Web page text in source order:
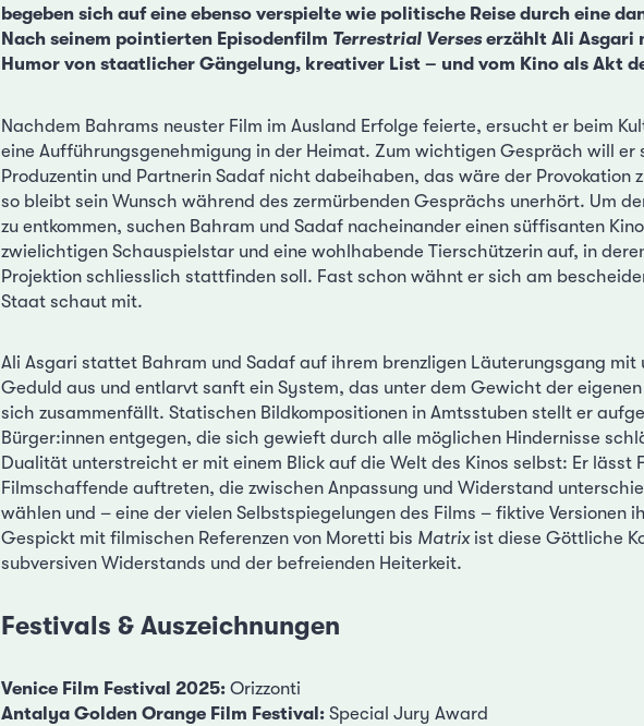
begeben sich auf eine ebenso verspielte wie politische Reise durch eine
Nach seinem pointierten Episodenfilm Terrestrial Verseserzählt Ali Asgari
Humor von staatlicher Gängelung, kreativer List – und vom Kino als Akt
Nachdem Bahrams neuster Film im Ausland Erfolge feierte, ersucht er beim
eine Aufführungsgenehmigung in der Heimat. Zum wichtigen Gespräch will er
Produzentin und Partnerin Sadaf nicht dabeihaben, das wäre der Provokation
so bleibt sein Wunsch während des zermürbenden Gesprächs unerhört. Um
zu entkommen, suchen Bahram und Sadaf nacheinander einen süffisanten
zwielichtigen Schauspielstar und eine wohlhabende Tierschützerin auf, in
Projektion schliesslich stattfinden soll. Fast schon wähnt er sich am
Staat schaut mit.
Ali Asgari stattet Bahram und Sadaf auf ihrem brenzligen Läuterungsgang
Geduld aus und entlarvt sanft ein System, das unter dem Gewicht der
sich zusammenfällt. Statischen Bildkompositionen in Amtsstuben stellt er
Bürger:innen entgegen, die sich gewieft durch alle möglichen Hindernisse
Dualität unterstreicht er mit einem Blick auf die Welt des Kinos selbst: Er lässt
Filmschaffende auftreten, die zwischen Anpassung und Widerstand
wählen und – eine der vielen Selbstspiegelungen des Films – fiktive Versionen
Gespickt mit filmischen Referenzen von Moretti bis Matrixist diese Göttliche
subversiven Widerstands und der befreienden Heiterkeit.
Festivals & Auszeichnungen
Venice Film Festival 2025: Orizzonti
Antalya Golden Orange Film Festival: Special Jury Award